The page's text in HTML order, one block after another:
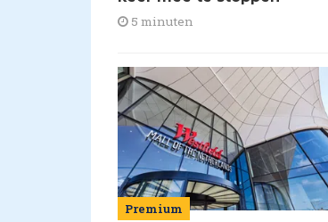
5 minuten
Premium